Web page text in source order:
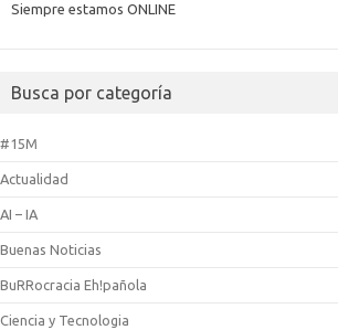
Siempre estamos ONLINE
Busca por categoría
#15M
Actualidad
AI – IA
Buenas Noticias
BuRRocracia Eh!pañola
Ciencia y Tecnologia